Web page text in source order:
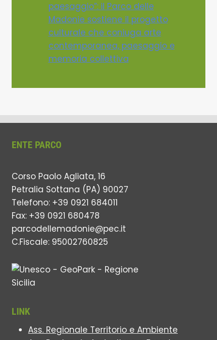
paesaggio”: il Parco delle
Madonie sostiene il progetto
culturale che coniuga arte
contemporanea, paesaggio e
memoria collettiva
ENTE PARCO
Corso Paolo Agliata, 16
Petralia Sottana (PA) 90027
Telefono: +39 0921 684011
Fax: +39 0921 680478
parcodellemadonie@pec.it
C.Fiscale: 95002760825
LINK
Ass. Regionale Territorio e Ambiente